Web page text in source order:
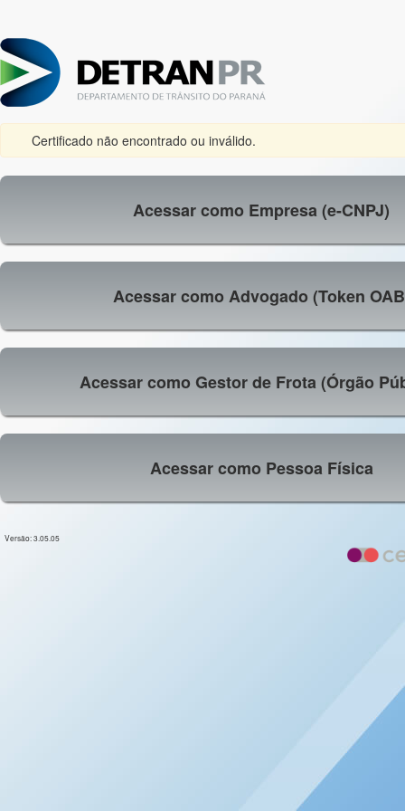
Certificado não encontrado ou inválido.
Acessar como Empresa (e-CNPJ)
Acessar como Advogado (Token
Acessar como Gestor de Frota (Órgão
Acessar como Pessoa Física
Versão: 3.05.05